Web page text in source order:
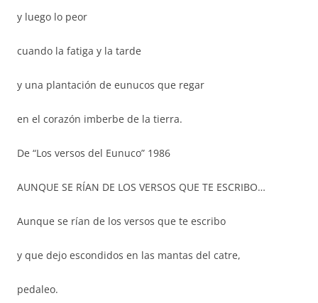
y luego lo peor
cuando la fatiga y la tarde
y una plantación de eunucos que regar
en el corazón imberbe de la tierra.
De “Los versos del Eunuco” 1986
AUNQUE SE RÍAN DE LOS VERSOS QUE TE ESCRIBO…
Aunque se rían de los versos que te escribo
y que dejo escondidos en las mantas del catre,
pedaleo.